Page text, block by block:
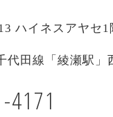
ハイネスアヤセ1
代田線「綾瀬駅」
4171